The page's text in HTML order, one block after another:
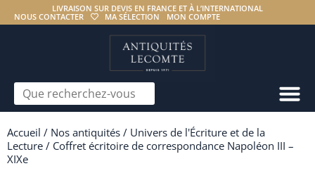
LIVRAISON SUR DEVIS EN FRANCE ET À L’INTERNATIONAL
NOUS CONTACTER
MA SÉLECTION MON COMPTE
Accueil / Nos antiquités / Univers de l'Écriture et de la
Lecture / Coffret écritoire de correspondance Napoléon III –
XIXe